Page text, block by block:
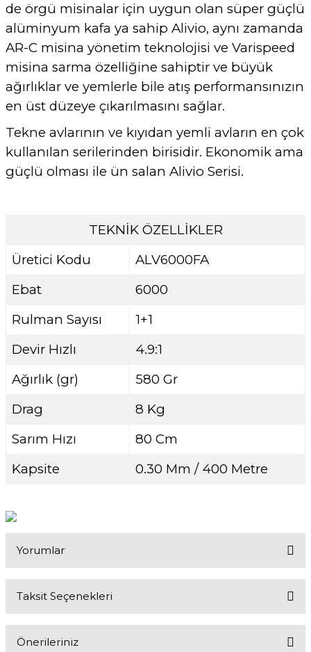
de örgü misinalar için uygun olan süper güçlü
alüminyum kafa ya sahip Alivio, aynı zamanda
AR-C misina yönetim teknolojisi ve Varispeed
misina sarma özelliğine sahiptir ve büyük
ağırlıklar ve yemlerle bile atış performansınızın
en üst düzeye çıkarılmasını sağlar.
Tekne avlarının ve kıyıdan yemli avların en çok
kullanılan serilerinden birisidir. Ekonomik ama
güçlü olması ile ün salan Alivio Serisi.
TEKNİK ÖZELLİKLER
Üretici Kodu
ALV6000FA
Ebat
6000
Rulman Sayısı
1+1
Devir Hızlı
4.9:1
Ağırlık (gr)
580 Gr
Drag
8 Kg
Sarım Hızı
80 Cm
Kapsite
0.30 Mm / 400 Metre
Yorumlar
Taksit Seçenekleri
Önerileriniz